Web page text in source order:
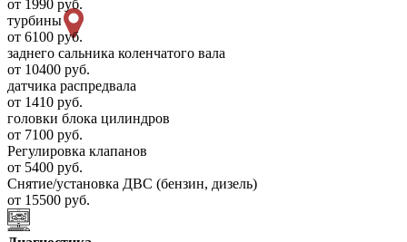
от 1990 руб.
турбины
от 6100 руб.
заднего сальника коленчатого вала
от 10400 руб.
датчика распредвала
от 1410 руб.
головки блока цилиндров
от 7100 руб.
Регулировка клапанов
от 5400 руб.
Снятие/установка ДВС (бензин, дизель)
от 15500 руб.